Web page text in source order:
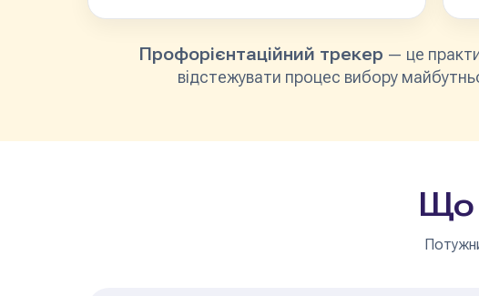
Профорієнтаційний трекер — це
відстежувати процес вибору
Що